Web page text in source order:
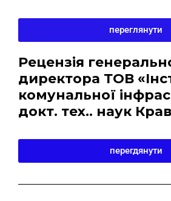
переглянути
Рецензія
директора ТОВ
комунальної
докт. тех.. наук
перегдянути